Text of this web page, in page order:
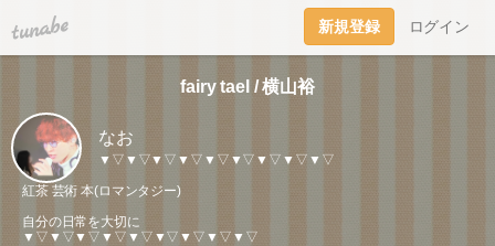
tuna.be 新規登録 ログイン
fairy tael / 横山裕
なお
▼▽▼▽▼▽▼▽▼▽▼▽▼▽▼▽▼▽
紅茶 芸術 本(ロマンタジー)
自分の日常を大切に
▼▽▼▽▼▽▼▽▼▽▼▽▼▽▼▽▼▽